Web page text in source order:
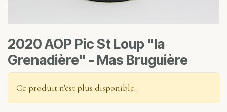
2020 AOP Pic St Loup "la
Grenadière" - Mas Bruguière
Ce produit n'est plus disponible.